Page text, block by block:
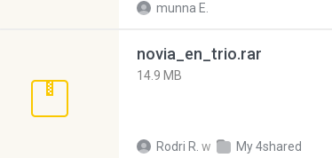
munna E.
novia_en_trio.rar
14.9 MB
Rodri R. w My 4shared